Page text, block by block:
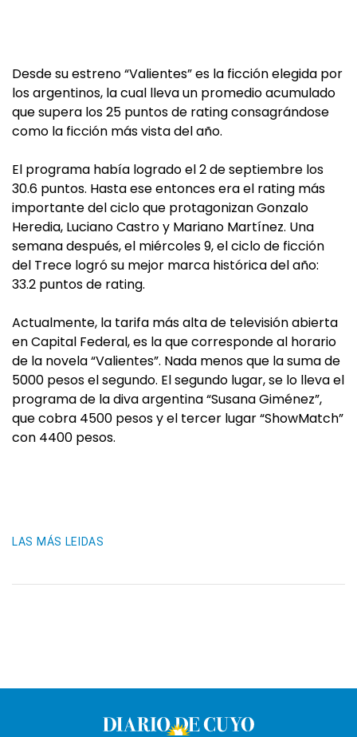
Desde su estreno “Valientes” es la ficción elegida por
los argentinos, la cual lleva un promedio acumulado
que supera los 25 puntos de rating consagrándose
como la ficción más vista del año.
El programa había logrado el 2 de septiembre los
30.6 puntos. Hasta ese entonces era el rating más
importante del ciclo que protagonizan Gonzalo
Heredia, Luciano Castro y Mariano Martínez. Una
semana después, el miércoles 9, el ciclo de ficción
del Trece logró su mejor marca histórica del año:
33.2 puntos de rating.
Actualmente, la tarifa más alta de televisión abierta
en Capital Federal, es la que corresponde al horario
de la novela “Valientes”. Nada menos que la suma de
5000 pesos el segundo. El segundo lugar, se lo lleva el
programa de la diva argentina “Susana Giménez”,
que cobra 4500 pesos y el tercer lugar “ShowMatch”
con 4400 pesos.
LAS MÁS LEIDAS